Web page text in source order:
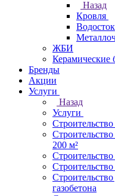
Назад
Кровля
Водосток
ЖБИ
Керамические
Бренды
Акции
Услуги
Назад
Услуги
200 м²
газобетона